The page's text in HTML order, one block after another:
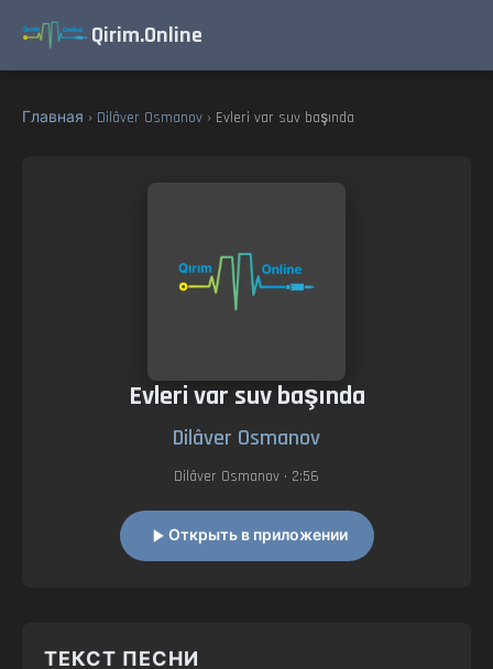
Qirim.Online
Главная › Dilâver Osmanov › Evleri var suv başında
Evleri var suv başında
Dilâver Osmanov
Dilâver Osmanov • 2:56
Открыть в приложении
ТЕКСТ ПЕСНИ